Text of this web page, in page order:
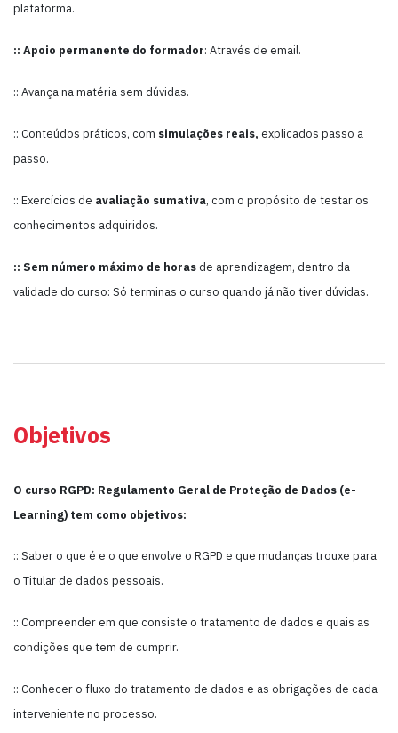
plataforma.
:: Apoio permanente do formador: Através de email.
:: Avança na matéria sem dúvidas.
:: Conteúdos práticos, com simulações reais, explicados passo a
passo.
:: Exercícios de avaliação sumativa, com o propósito de testar os
conhecimentos adquiridos.
:: Sem número máximo de horas de aprendizagem, dentro da
validade do curso: Só terminas o curso quando já não tiver dúvidas.
Objetivos
O curso RGPD: Regulamento Geral de Proteção de Dados (e-
Learning) tem como objetivos:
:: Saber o que é e o que envolve o RGPD e que mudanças trouxe para
o Titular de dados pessoais.
:: Compreender em que consiste o tratamento de dados e quais as
condições que tem de cumprir.
:: Conhecer o fluxo do tratamento de dados e as obrigações de cada
interveniente no processo.